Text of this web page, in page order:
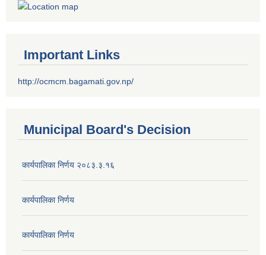
Important Links
http://ocmcm.bagamati.gov.np/
Municipal Board's Decision
कार्यपालिका निर्णय २०८३.३.१६
कार्यपालिका निर्णय
कार्यपालिका निर्णय